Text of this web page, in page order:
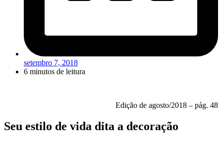
setembro 7, 2018
6 minutos de leitura
Edição de agosto/2018 – pág. 48
Seu estilo de vida dita a decoração